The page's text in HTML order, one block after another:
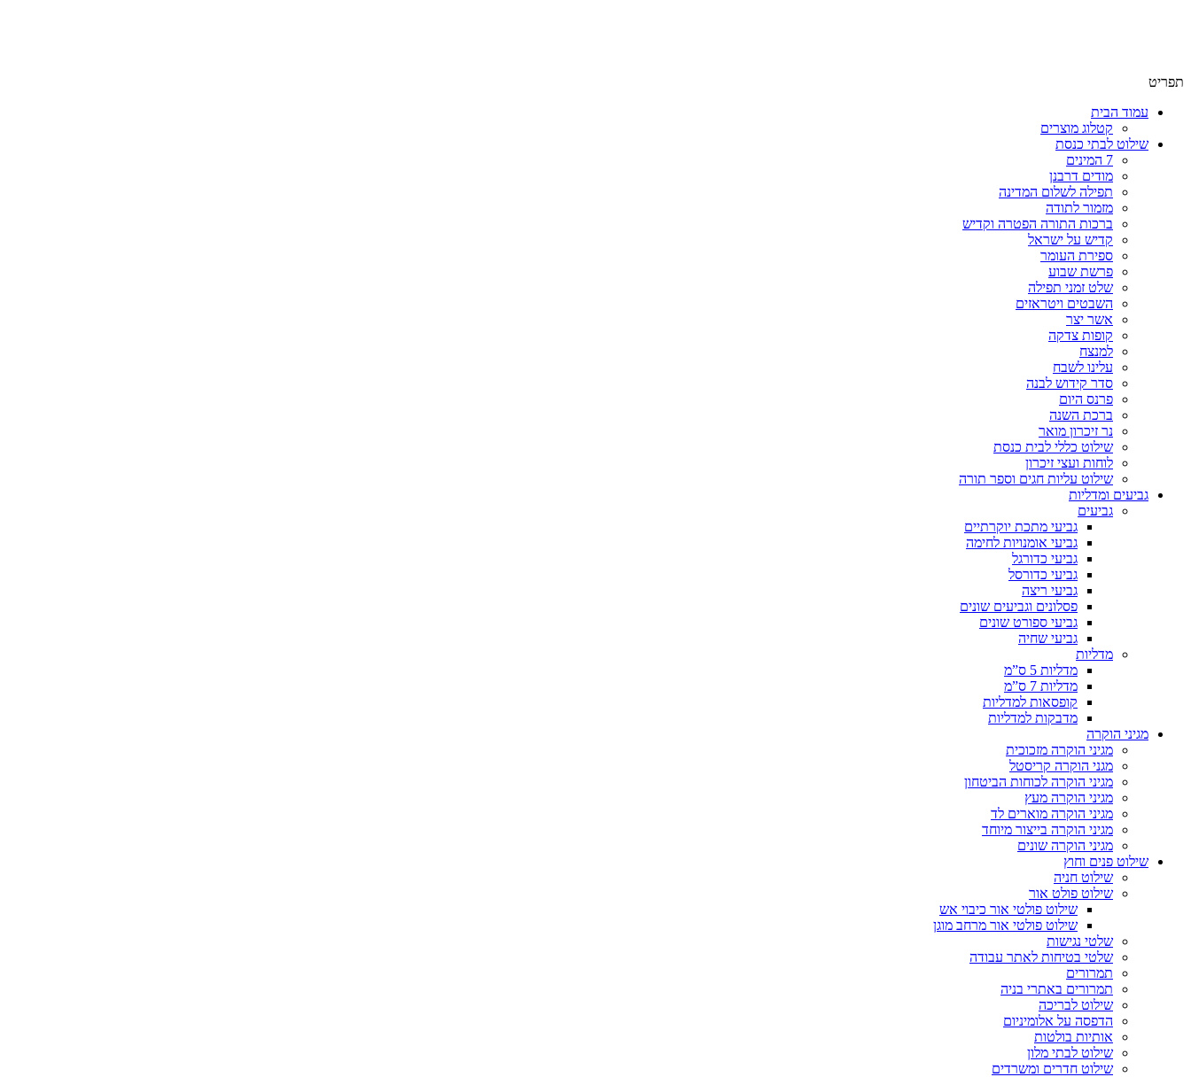
תפריט
עמוד הבית
קטלוג מוצרים
שילוט לבתי כנסת
7 המינים
מודים דרבנן
תפילה לשלום המדינה
מזמור לתודה
ברכות התורה הפטרה וקדיש
קדיש על ישראל
ספירת העומר
פרשת שבוע
שלט זמני תפילה
השבטים ויטראזים
אשר יצר
קופות צדקה
למנצח
עלינו לשבח
סדר קידוש לבנה
פרנס היום
ברכת השנה
נר זיכרון מואר
שילוט כללי לבית כנסת
לוחות ועצי זיכרון
שילוט עליות חגים וספר תורה
גביעים ומדליות
גביעים
גביעי מתכת יוקרתיים
גביעי אומנויות לחימה
גביעי כדורגל
גביעי כדורסל
גביעי ריצה
פסלונים וגביעים שונים
גביעי ספורט שונים
גביעי שחיה
מדליות
מדליות 5 ס”מ
מדליות 7 ס”מ
קופסאות למדליות
מדבקות למדליות
מגיני הוקרה
מגיני הוקרה מזכוכית
מגני הוקרה קריסטל
מגיני הוקרה לכוחות הביטחון
מגיני הוקרה מעץ
מגיני הוקרה מוארים לד
מגיני הוקרה בייצור מיוחד
מגיני הוקרה שונים
שילוט פנים וחוץ
שילוט חניה
שילוט פולט אור
שילוט פולטי אור כיבוי אש
שילוט פולטי אור מרחב מוגן
שלטי נגישות
שלטי בטיחות לאתר עבודה
תמרורים
תמרורים באתרי בניה
שילוט לבריכה
הדפסה על אלומיניום
אותיות בולטות
שילוט לבתי מלון
שילוט חדרים ומשרדים